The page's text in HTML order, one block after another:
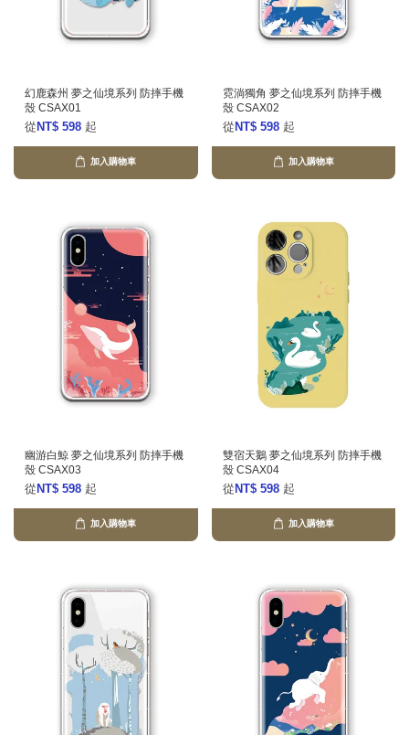
幻鹿森州 夢之仙境系列 防摔手機
殼 CSAX01
從NT$ 598 起
加入購物車
霓淌獨角 夢之仙境系列 防摔手機
殼 CSAX02
從NT$ 598 起
加入購物車
幽游白鯨 夢之仙境系列 防摔手機
殼 CSAX03
從NT$ 598 起
加入購物車
雙宿天鵝 夢之仙境系列 防摔手機
殼 CSAX04
從NT$ 598 起
加入購物車